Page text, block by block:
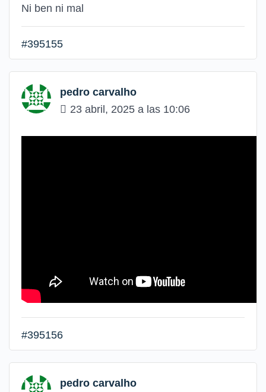
Ni ben ni mal
#395155
pedro carvalho
23 abril, 2025 a las 10:06
#395156
pedro carvalho